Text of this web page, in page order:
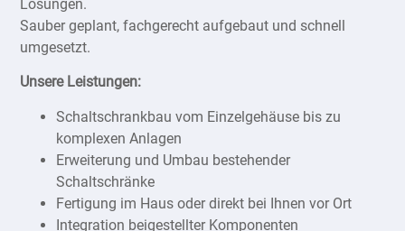
Lösungen.
Sauber geplant, fachgerecht aufgebaut und schnell
umgesetzt.
Unsere Leistungen:
Schaltschrankbau vom Einzelgehäuse bis zu
komplexen Anlagen
Erweiterung und Umbau bestehender
Schaltschränke
Fertigung im Haus oder direkt bei Ihnen vor Ort
Integration beigestellter Komponenten